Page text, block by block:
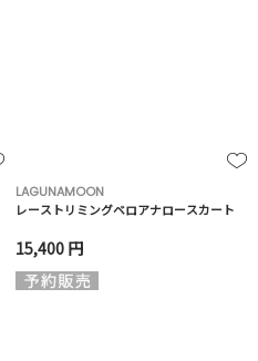
LAGUNAMOON
レーストリミングベロアナロースカート
15,400 円